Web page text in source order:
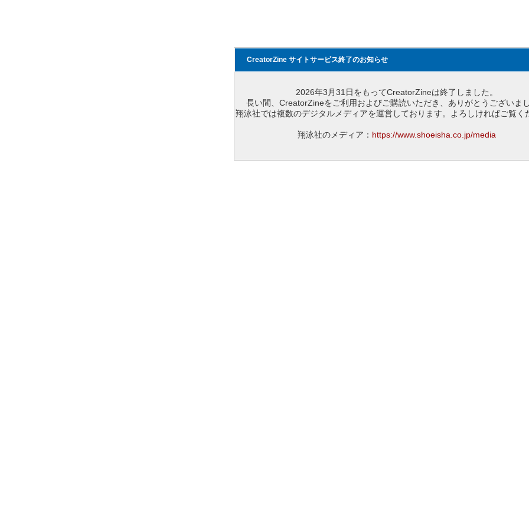
CreatorZine サイトサービス終了のお知らせ
2026年3月31日をもってCreatorZineは終了しました。
長い間、CreatorZineをご利用およびご購読いただき、ありがとうございまし
翔泳社では複数のデジタルメディアを運営しております。よろしければご覧く
翔泳社のメディア： https://www.shoeisha.co.jp/media